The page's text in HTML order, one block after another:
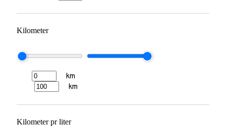
Kilometer
km
km
Kilometer pr liter